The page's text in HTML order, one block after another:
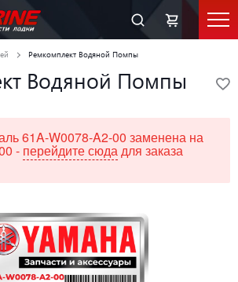
Ремкомплект Водяной Помпы
Водяной Помпы
61A-W0078-A2-00 заменена на
- перейдите сюдадля заказа